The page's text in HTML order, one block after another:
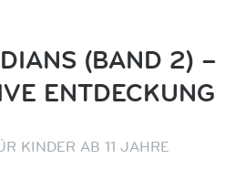
(BAND 2) –
ENTDECKUNG
KINDER AB 11 JAHRE